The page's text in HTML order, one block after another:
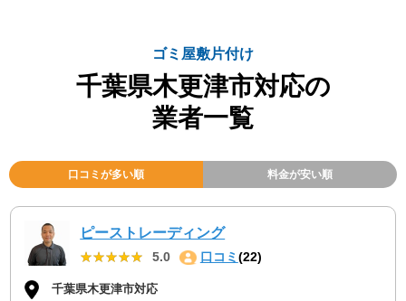
ゴミ屋敷片付け
千葉県木更津市対応の
業者一覧
口コミが多い順 料金が安い順
ピーストレーディング
★★★★★
★★★★★ 5.0 口コミ (22)
千葉県木更津市対応